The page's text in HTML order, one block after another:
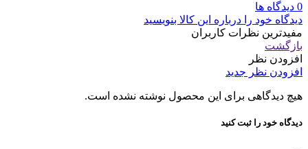
0 دیدگاه ها
دیدگاه خود را درباره این کالا بنویسید
مفیدترین نظرات کاربران
بازگشت
افزودن نظر
افزودن نظر جدید
هیچ دیدگاهی برای این محصول نوشته نشده است.
دیدگاه خود را ثبت کنید